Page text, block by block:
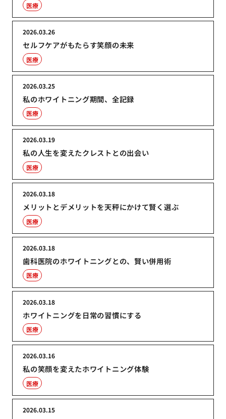
医療
セルフケアがもたらす笑顔の未来
2026.03.26
医療
私のホワイトニング期間、全記録
2026.03.25
医療
私の人生を変えたクレストとの出会い
2026.03.19
医療
メリットとデメリットを天秤にかけて賢く選ぶ
2026.03.18
医療
歯科医院のホワイトニングとの、賢い併用術
2026.03.18
医療
ホワイトニングを日常の習慣にする
2026.03.18
医療
私の笑顔を変えたホワイトニング体験
2026.03.16
医療
2026.03.15